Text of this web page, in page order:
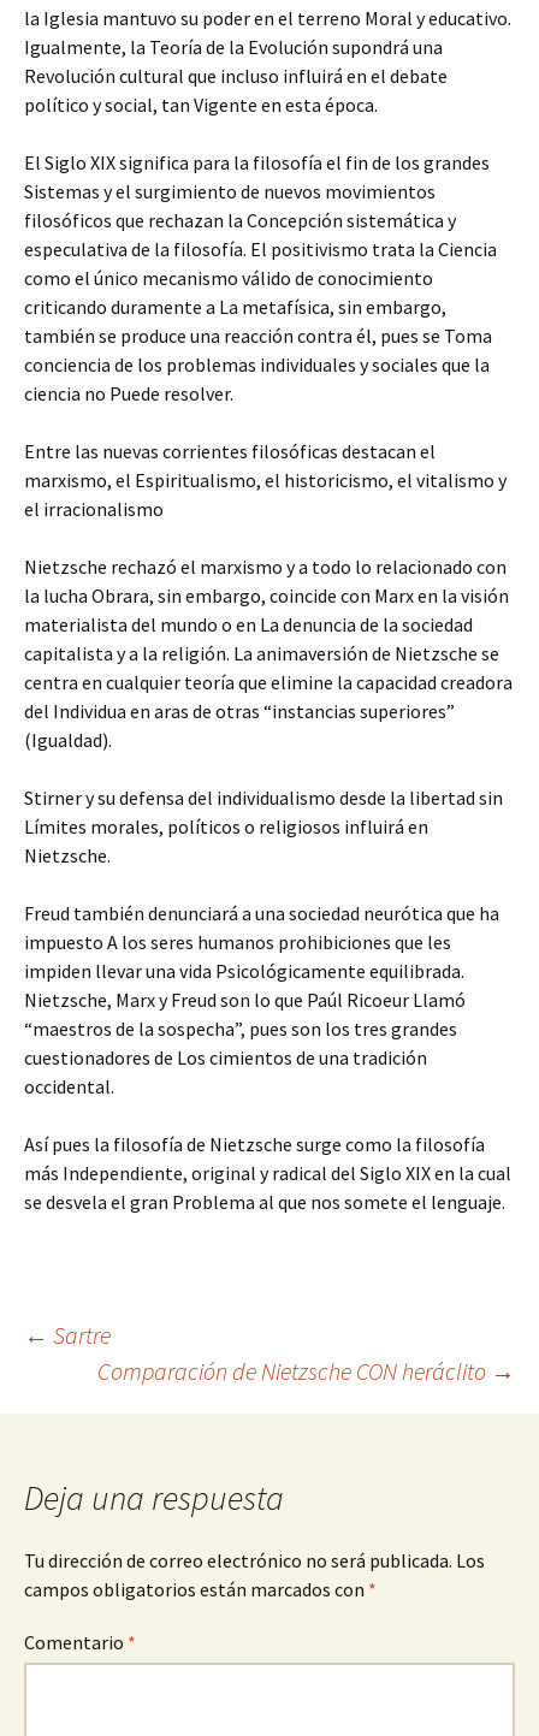
la Iglesia mantuvo su poder en el terreno Moral y educativo.
Igualmente, la Teoría de la Evolución supondrá una
Revolución cultural que incluso influirá en el debate
político y social, tan Vigente en esta época.
El Siglo XIX significa para la filosofía el fin de los grandes
Sistemas y el surgimiento de nuevos movimientos
filosóficos que rechazan la Concepción sistemática y
especulativa de la filosofía. El positivismo trata la Ciencia
como el único mecanismo válido de conocimiento
criticando duramente a La metafísica, sin embargo,
también se produce una reacción contra él, pues se Toma
conciencia de los problemas individuales y sociales que la
ciencia no Puede resolver.
Entre las nuevas corrientes filosóficas destacan el
marxismo, el Espiritualismo, el historicismo, el vitalismo y
el irracionalismo
Nietzsche rechazó el marxismo y a todo lo relacionado con
la lucha Obrara, sin embargo, coincide con Marx en la visión
materialista del mundo o en La denuncia de la sociedad
capitalista y a la religión. La animaversión de Nietzsche se
centra en cualquier teoría que elimine la capacidad creadora
del Individua en aras de otras “instancias superiores”
(Igualdad).
Stirner y su defensa del individualismo desde la libertad sin
Límites morales, políticos o religiosos influirá en
Nietzsche.
Freud también denunciará a una sociedad neurótica que ha
impuesto A los seres humanos prohibiciones que les
impiden llevar una vida Psicológicamente equilibrada.
Nietzsche, Marx y Freud son lo que Paúl Ricoeur Llamó
“maestros de la sospecha”, pues son los tres grandes
cuestionadores de Los cimientos de una tradición
occidental.
Así pues la filosofía de Nietzsche surge como la filosofía
más Independiente, original y radical del Siglo XIX en la cual
se desvela el gran Problema al que nos somete el lenguaje.
Navegación
de
entradas
← Sartre
Comparación de Nietzsche CON heráclito →
Deja una respuesta
Tu dirección de correo electrónico no será publicada. Los
campos obligatorios están marcados con *
Comentario *